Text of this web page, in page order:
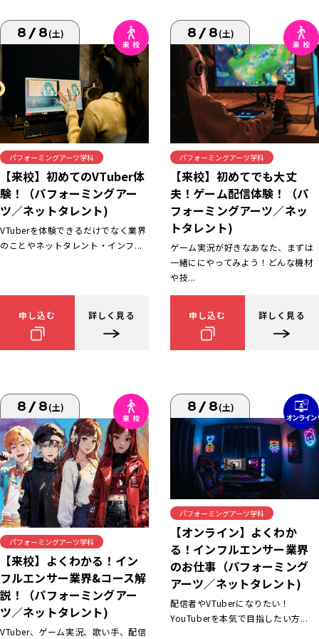
8/8(土)
パフォーミングアーツ学科
【来校】初めてのVTuber体
験！（パフォーミングアー
ツ／ネットタレント)
VTuberを体験できるだけでなく業界
のことやネットタレント・インフ...
申し込む 詳しく見る
8/8(土)
パフォーミングアーツ学科
【来校】初めてでも大丈
夫！ゲーム配信体験！（パ
フォーミングアーツ／ネッ
トタレント)
ゲーム実況が好きなあなた、まずは
一緒ににやってみよう！どんな機材
や技...
申し込む 詳しく見る
8/8(土)
パフォーミングアーツ学科
【来校】よくわかる！イン
フルエンサー業界&コース解
説！（パフォーミングアー
ツ／ネットタレント)
VTuber、ゲーム実況、歌い手、配信
8/8(土)
パフォーミングアーツ学科
【オンライン】よくわか
る！インフルエンサー業界
のお仕事（パフォーミング
アーツ／ネットタレント)
配信者やVTuberになりたい！
YouTuberを本気で目指したい方...